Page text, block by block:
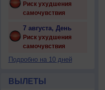
Риск ухудшения
самочувствия
7 августа, День
Риск ухудшения
самочувствия
Подробно на 10 дней
ВЫЛЕТЫ